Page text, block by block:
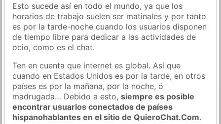
Esto sucede así en todo el mundo, ya que los
horarios de trabajo suelen ser matinales y por tanto
es por la tarde-noche cuando los usuarios disponen
de tiempo libre para dedicar a las actividades de
ocio, como es el chat.
Ten en cuenta que internet es global. Así que
cuando en Estados Unidos es por la tarde, en otros
países es por la mañana, por la noche, ó
madrugada… Debido a esto,siempre es posible
encontrar usuarios conectados de países
hispanohablantes en el sitio de QuieroChat.Com.